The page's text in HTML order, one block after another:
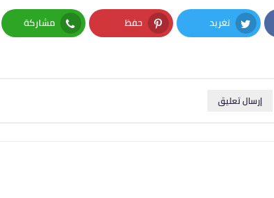
تغريد
Twitter
حفظ
Pinterest
مشاركة
Whatsapp
إرسال تعليق